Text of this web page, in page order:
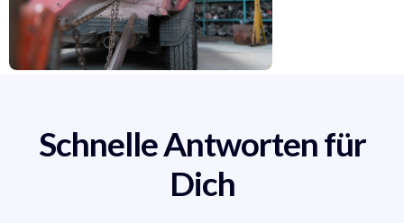
Schnelle Antworten für
Dich